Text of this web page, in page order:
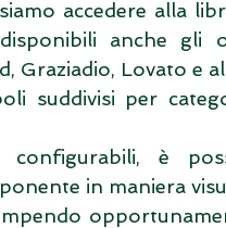
accedere alla
anche gli
Graziadio, Lovato e
suddivisi per
è
in maniera